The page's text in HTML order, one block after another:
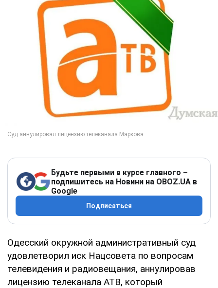
Будьте первыми в курсе главного –
подпишитесь на Новини на OBOZ.UA в
Google
Подписаться
Одесский окружной административный суд
удовлетворил иск Нацсовета по вопросам
телевидения и радиовещания, аннулировав
лицензию телеканала АТВ, который